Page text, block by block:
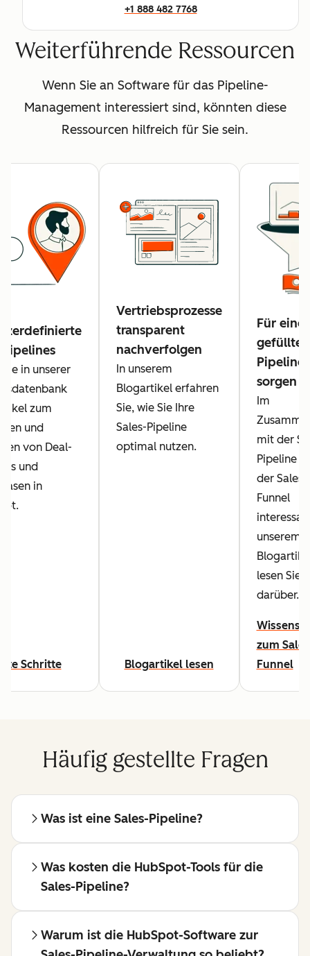
+1 888 482 7768
Weiterführende Ressourcen
Wenn Sie an Software für das Pipeline-
Management interessiert sind, könnten diese
Ressourcen hilfreich für Sie sein.
Sie in unserer
zum
und
von Deal-
und
in
Schritte
Vertriebsprozesse
transparent
nachverfolgen
In unserem
Blogartikel erfahren
Sie, wie Sie Ihre
Sales-Pipeline
optimal nutzen.
Blogartikel lesen
Für eine
gefüllte
Pipeline
sorgen
Im
mit der
Pipeline
der Sales-
Funnel
unserem
lesen Sie
darüber.
zum
Funnel
Häufig gestellte Fragen
Was ist eine Sales-Pipeline?
Was kosten die HubSpot-Tools für die
Sales-Pipeline?
Warum ist die HubSpot-Software zur